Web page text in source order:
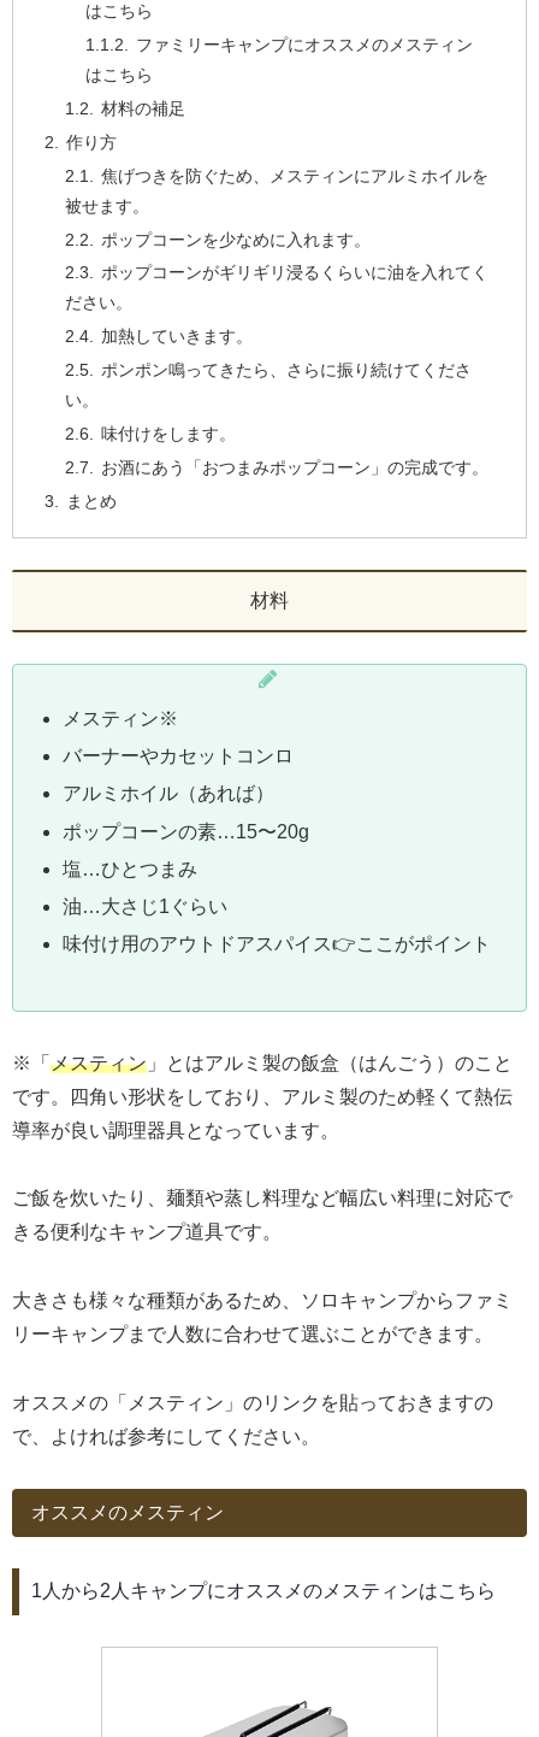
はこちら
ファミリーキャンプにオススメのメスティン
はこちら
材料の補足
作り方
焦げつきを防ぐため、メスティンにアルミホイルを
被せます。
ポップコーンを少なめに入れます。
ポップコーンがギリギリ浸るくらいに油を入れてく
ださい。
加熱していきます。
ポンポン鳴ってきたら、さらに振り続けてくださ
い。
味付けをします。
お酒にあう「おつまみポップコーン」の完成です。
まとめ
材料
メスティン※
バーナーやカセットコンロ
アルミホイル（あれば）
ポップコーンの素…15〜20g
塩…ひとつまみ
油…大さじ1ぐらい
味付け用のアウトドアスパイス👉ここがポイント
※「 メスティン 」とはアルミ製の飯盒（はんごう）のこと
です。四角い形状をしており、アルミ製のため軽くて熱伝
導率が良い調理器具となっています。
ご飯を炊いたり、麺類や蒸し料理など幅広い料理に対応で
きる便利なキャンプ道具です。
大きさも様々な種類があるため、ソロキャンプからファミ
リーキャンプまで人数に合わせて選ぶことができます。
オススメの「メスティン」のリンクを貼っておきますの
で、よければ参考にしてください。
オススメのメスティン
1人から2人キャンプにオススメのメスティンはこちら